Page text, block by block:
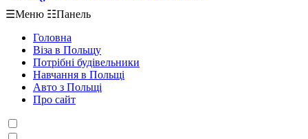
☰Меню ☷Панель
Головна
Віза в Польщу
Потрібні будівельники
Навчання в Польщі
Авто з Польщі
Про сайт